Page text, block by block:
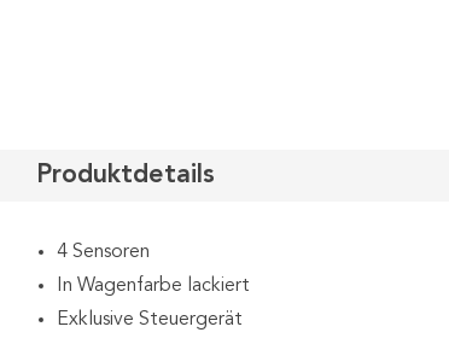
Produktdetails
4 Sensoren
In Wagenfarbe lackiert
Exklusive Steuergerät